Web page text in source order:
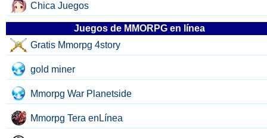
Chica Juegos
Juegos de MMORPG en línea
Gratis Mmorpg 4story
gold miner
Mmorpg War Planetside
Mmorpg Tera enLínea